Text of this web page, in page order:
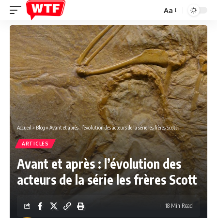
Font
Resizer
Aa
Accueil » Blog»Avant et après : l’évolution des acteurs de la série les frères Scott
ARTICLES
Avant et après : l’évolution des
acteurs de la série les frères Scott
18 Min Read